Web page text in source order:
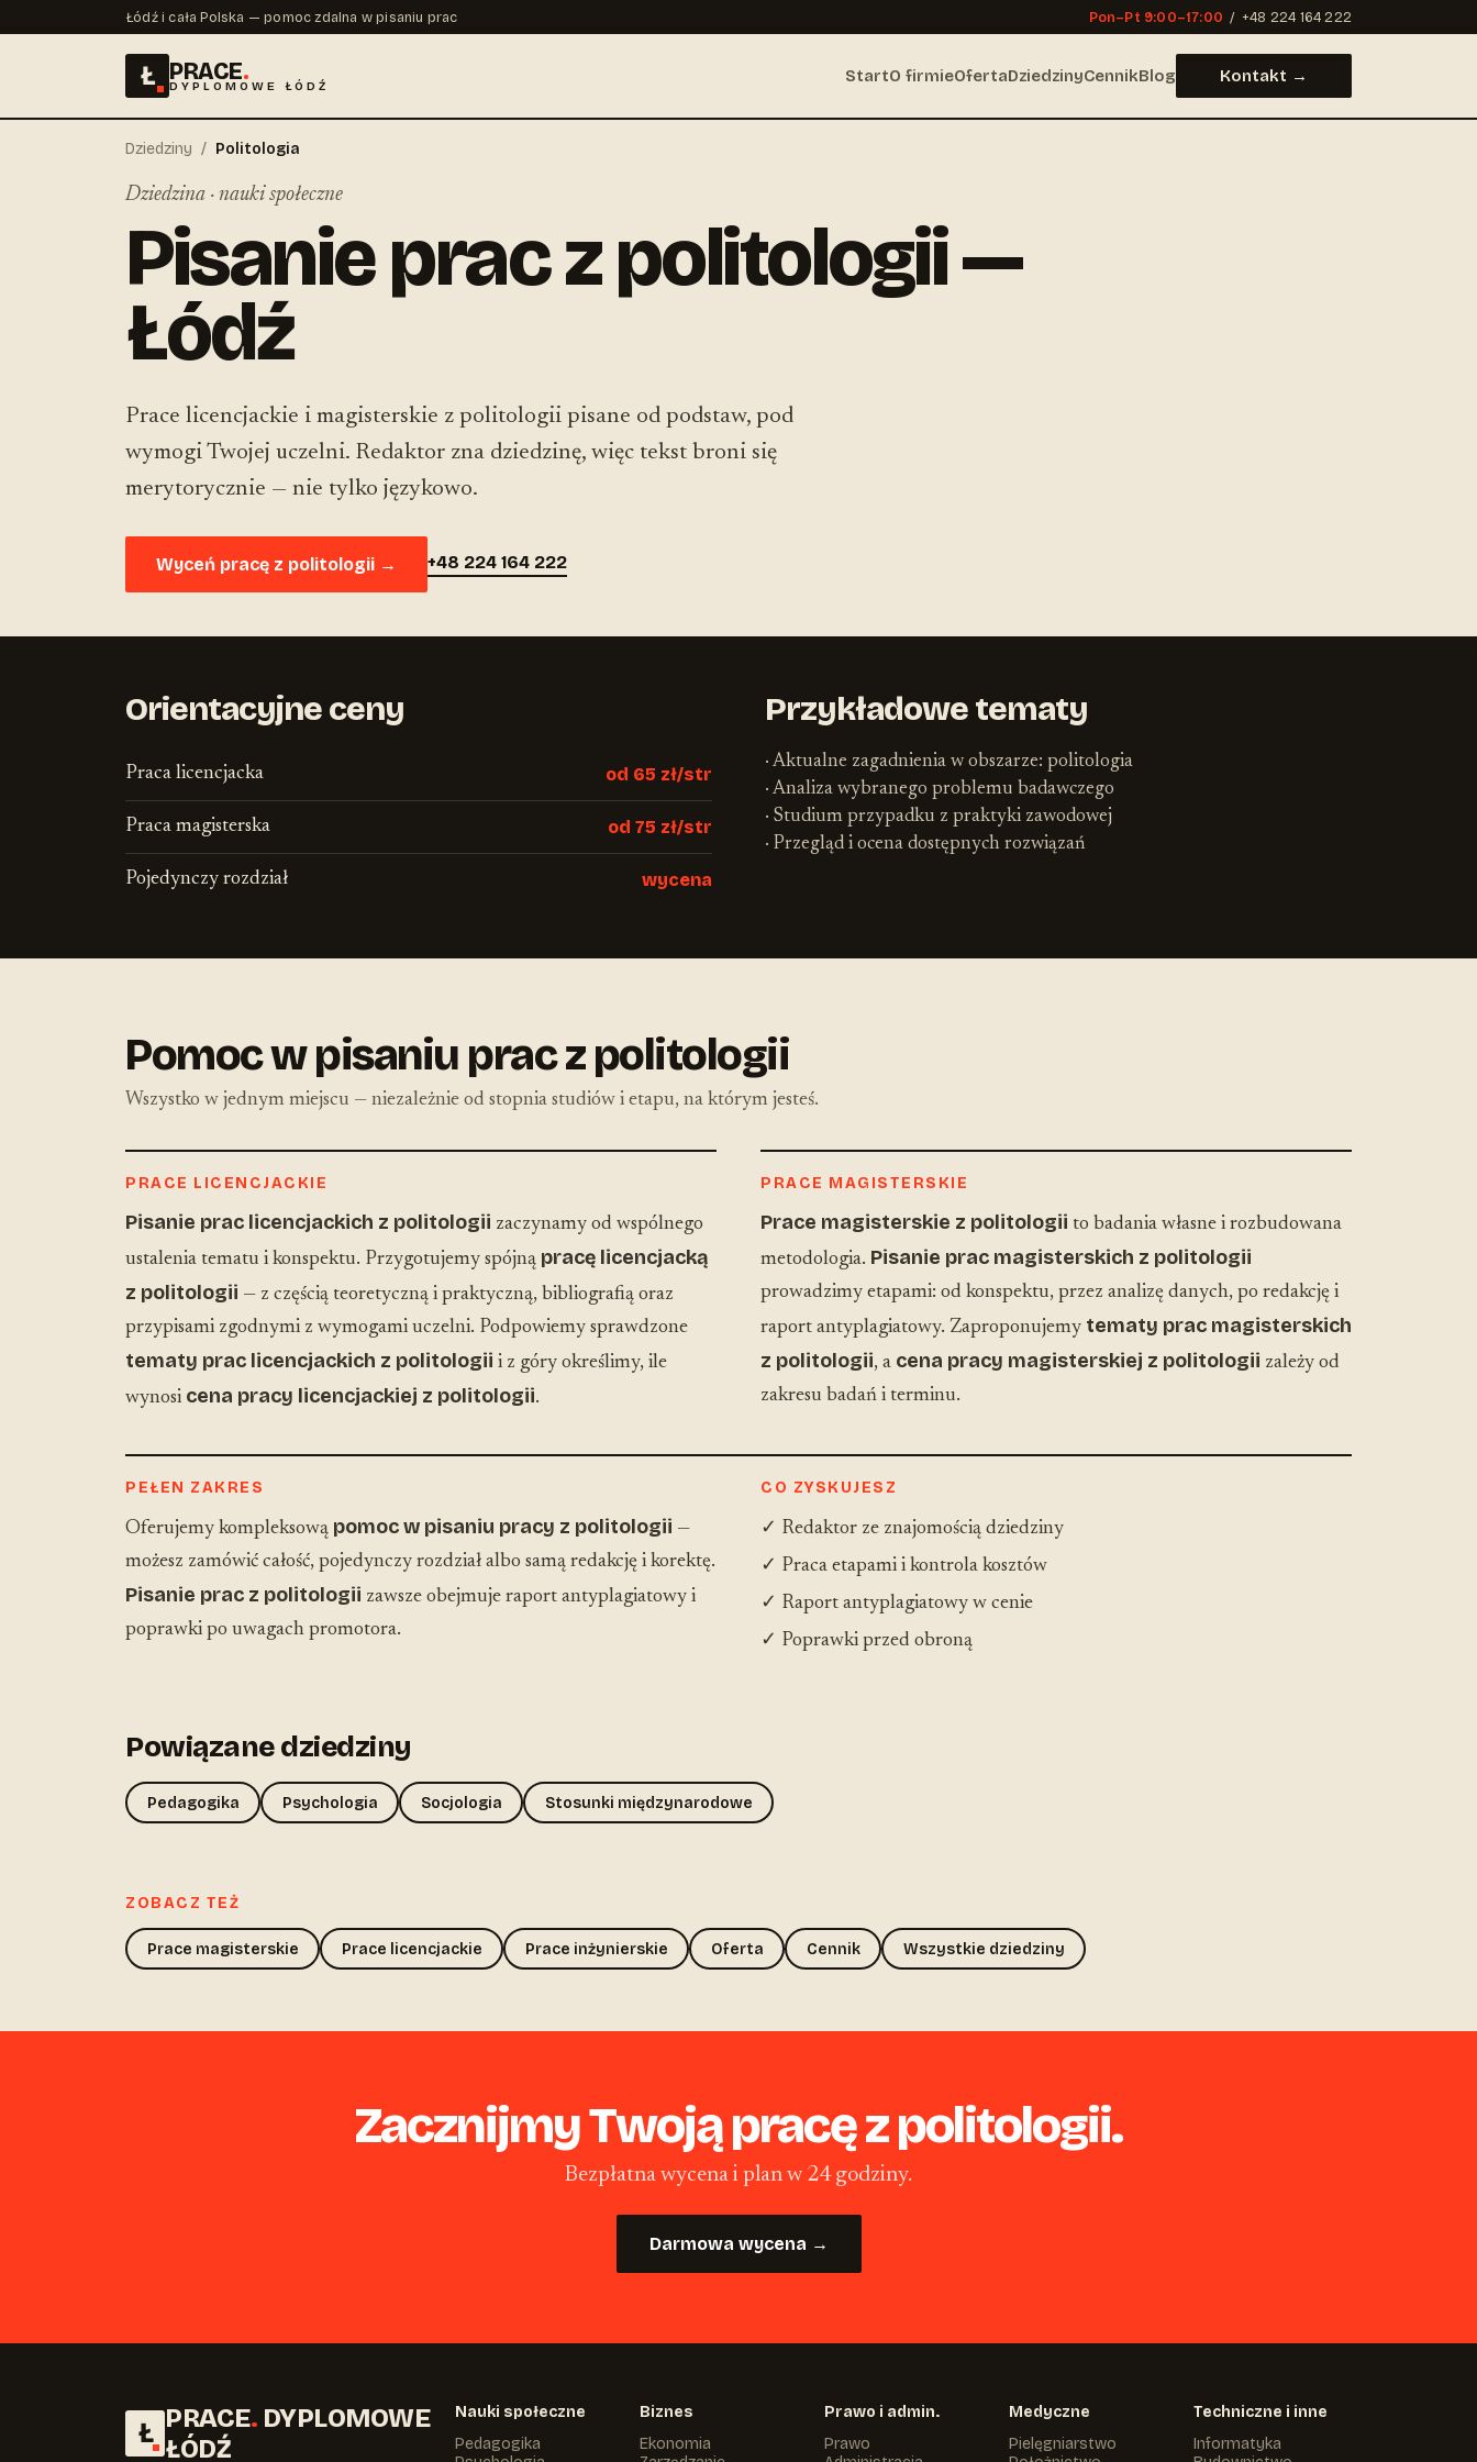
Łódź i cała Polska — pomoc zdalna w pisaniu prac Pon–Pt 9:00–17:00 / +48 224 164 222
Ł PRACE.
DYPLOMOWE ŁÓDŹ StartO firmieOfertaDziedzinyCennikBlog Kontakt →
Dziedziny / Politologia
Dziedzina · nauki społeczne
Pisanie prac z politologii —
Łódź
Prace licencjackie i magisterskie z politologii pisane od podstaw, pod
wymogi Twojej uczelni. Redaktor zna dziedzinę, więc tekst broni się
merytorycznie — nie tylko językowo.
Wyceń pracę z politologii → +48 224 164 222
Orientacyjne ceny
Praca licencjacka od 65 zł/str
Praca magisterska od 75 zł/str
Pojedynczy rozdział wycena
Przykładowe tematy
· Aktualne zagadnienia w obszarze: politologia
· Analiza wybranego problemu badawczego
· Studium przypadku z praktyki zawodowej
· Przegląd i ocena dostępnych rozwiązań
Pomoc w pisaniu prac z politologii
Wszystko w jednym miejscu — niezależnie od stopnia studiów i etapu, na którym jesteś.
PRACE LICENCJACKIE
Pisanie prac licencjackich z politologii zaczynamy od wspólnego
ustalenia tematu i konspektu. Przygotujemy spójną pracę licencjacką
z politologii — z częścią teoretyczną i praktyczną, bibliografią oraz
przypisami zgodnymi z wymogami uczelni. Podpowiemy sprawdzone
tematy prac licencjackich z politologii i z góry określimy, ile
wynosi cena pracy licencjackiej z politologii.
PRACE MAGISTERSKIE
Prace magisterskie z politologii to badania własne i rozbudowana
metodologia. Pisanie prac magisterskich z politologii
prowadzimy etapami: od konspektu, przez analizę danych, po redakcję i
raport antyplagiatowy. Zaproponujemy tematy prac magisterskich
z politologii, a cena pracy magisterskiej z politologii zależy od
zakresu badań i terminu.
PEŁEN ZAKRES
Oferujemy kompleksową pomoc w pisaniu pracy z politologii —
możesz zamówić całość, pojedynczy rozdział albo samą redakcję i korektę.
Pisanie prac z politologii zawsze obejmuje raport antyplagiatowy i
poprawki po uwagach promotora.
CO ZYSKUJESZ
✓ Redaktor ze znajomością dziedziny
✓ Praca etapami i kontrola kosztów
✓ Raport antyplagiatowy w cenie
✓ Poprawki przed obroną
Powiązane dziedziny
Pedagogika Psychologia Socjologia Stosunki międzynarodowe
ZOBACZ TEŻ
Prace magisterskie Prace licencjackie Prace inżynierskie Oferta Cennik Wszystkie dziedziny
Zacznijmy Twoją pracę z politologii.
Bezpłatna wycena i plan w 24 godziny.
Darmowa wycena →
Ł PRACE. DYPLOMOWE
ŁÓDŹ
Nauki społeczne
Pedagogika
Biznes
Ekonomia
Prawo i admin.
Prawo
Medyczne
Pielęgniarstwo
Techniczne i inne
Informatyka